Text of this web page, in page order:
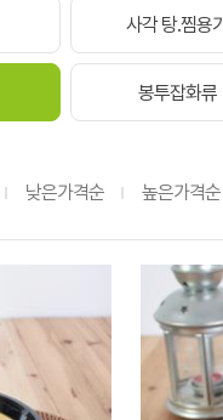
사각 탕.찜용기
봉투잡화류
낮은가격순 높은가격순